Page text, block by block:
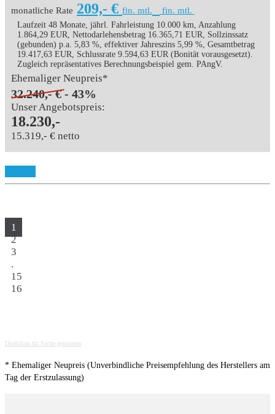
monatliche Rate 209,- € fin. mtl. fin. mtl.
Laufzeit 48 Monate, jährl. Fahrleistung 10.000 km, Anzahlung
1.864,29 EUR, Nettodarlehensbetrag 16.365,71 EUR, Sollzinssatz
(gebunden) p.a. 5,83 %, effektiver Jahreszins 5,99 %, Gesamtbetrag
19.417,63 EUR, Schlussrate 9.594,63 EUR (Bonität vorausgesetzt).
Zugleich repräsentatives Berechnungsbeispiel gem. PAngV.
Ehemaliger Neupreis*
32.240,- € - 43%
Unser Angebotspreis:
18.230,-
15.319,- € netto
1
2
3
.
15
16
Direktlink für Suche generieren
* Ehemaliger Neupreis (Unverbindliche Preisempfehlung des Herstellers am
Tag der Erstzulassung)